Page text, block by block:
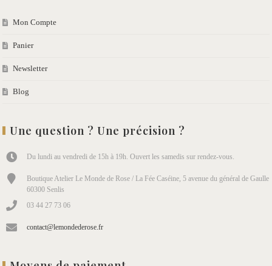
Mon Compte
Panier
Newsletter
Blog
Une question ? Une précision ?
Du lundi au vendredi de 15h à 19h. Ouvert les samedis sur rendez-vous.
Boutique Atelier Le Monde de Rose / La Fée Caséine, 5 avenue du général de Gaulle
60300 Senlis
03 44 27 73 06
contact@lemondederose.fr